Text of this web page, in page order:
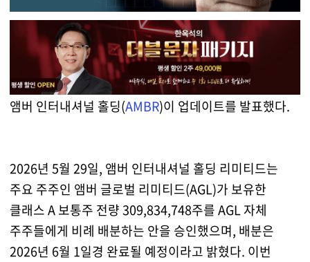
앰버 인터내셔널 홀딩(AMBR)이 업데이트를 발표했다.
2026년 5월 29일, 앰버 인터내셔널 홀딩 리미티드는
주요 주주인 앰버 글로벌 리미티드(AGL)가 보유한
클래스 A 보통주 전량 309,834,748주를 AGL 자체
주주들에게 비례 배분하는 안을 승인했으며, 배분은
2026년 6월 1일경 완료될 예정이라고 밝혔다. 이번